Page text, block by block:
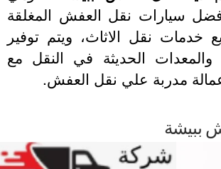
سيارات نقل العفش المغلقة
نقل الاثاث، ويتم توفير
الحديثة في النقل مع
مدربة علي نقل العفش.